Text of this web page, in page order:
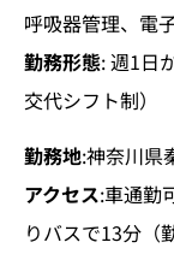
呼吸器管理、電
勤務形態: 週1日
交代シフト制）
勤務地:神奈川県
アクセス:車通勤
りバスで13分（